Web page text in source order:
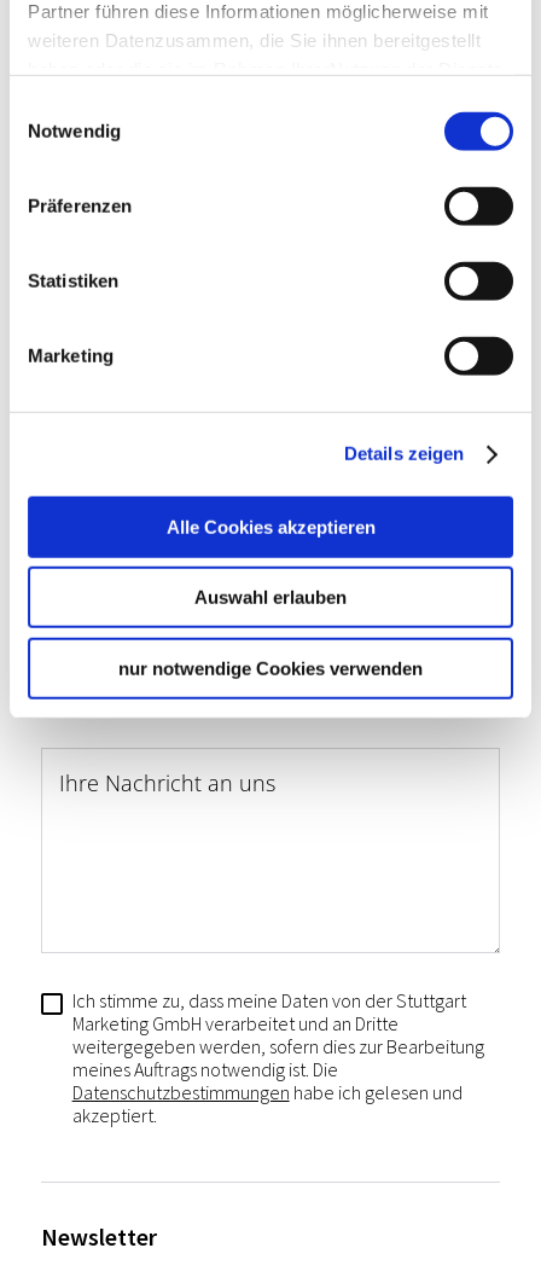
Partner führen diese Informationen möglicherweise mit
weiteren Datenzusammen, die Sie ihnen bereitgestellt
Impressum
Notwendig
Präferenzen
Statistiken
Marketing
Details zeigen
Alle Cookies akzeptieren
Auswahl erlauben
nur notwendige Cookies verwenden
Vorname*
Nachname
PLZ*
Telefon*
E-Mail*
Ihre Nachricht an uns
Ich stimme zu, dass meine Daten von der Stuttgart
Marketing GmbH verarbeitet und an Dritte
weitergegeben werden, sofern dies zur Bearbeitung
meines Auftrags notwendig ist. Die
Datenschutzbestimmungen habe ich gelesen und
akzeptiert.
Newsletter